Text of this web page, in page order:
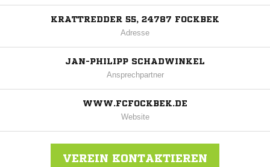
KRATTREDDER 55, 24787 FOCKBEK
Adresse
JAN-PHILIPP SCHADWINKEL
Ansprechpartner
WWW.FCFOCKBEK.DE
Website
VEREIN KONTAKTIEREN